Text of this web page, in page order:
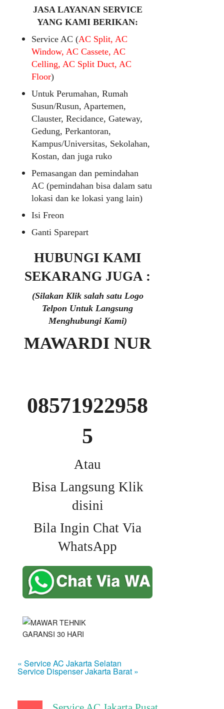
JASA LAYANAN SERVICE
YANG KAMI BERIKAN:
Service AC (AC Split, AC
Window, AC Cassete, AC
Celling, AC Split Duct, AC
Floor)
Untuk Perumahan, Rumah
Susun/Rusun, Apartemen,
Clauster, Recidance, Gateway,
Gedung, Perkantoran,
Kampus/Universitas, Sekolahan,
Kostan, dan juga ruko
Pemasangan dan pemindahan
AC (pemindahan bisa dalam satu
lokasi dan ke lokasi yang lain)
Isi Freon
Ganti Sparepart
HUBUNGI KAMI
SEKARANG JUGA :
(Silakan Klik salah satu Logo
Telpon Untuk Langsung
Menghubungi Kami)
MAWARDI NUR
08571922958
5
Atau
Bisa Langsung Klik
disini
Bila Ingin Chat Via
WhatsApp
« Service AC Jakarta Selatan
Service Dispenser Jakarta Barat »